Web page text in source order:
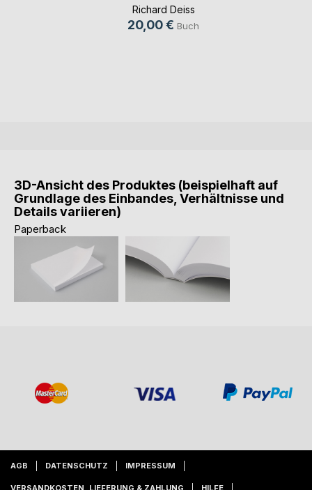
Richard Deiss
20,00 € Buch
3D-Ansicht des Produktes (beispielhaft auf
Grundlage des Einbandes, Verhältnisse und
Details variieren)
Paperback
AGB DATENSCHUTZ IMPRESSUM
VERSANDKOSTEN, LIEFERUNG & ZAHLUNG HILFE